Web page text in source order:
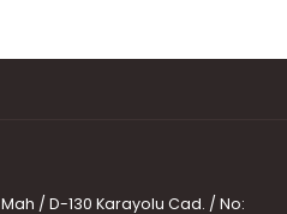
/ D-130 Karayolu Cad. / No: